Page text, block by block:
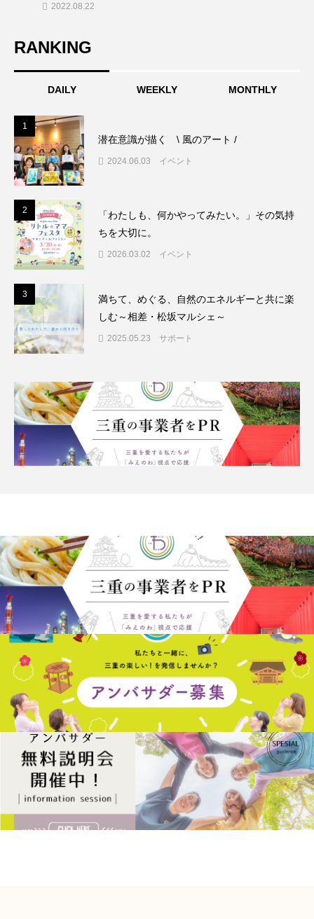
2022.08.22
RANKING
DAILY WEEKLY MONTHLY
1
潜在意識が描く \ 風のアート /
2024.06.03 イベント
2
「わたしも、何かやってみたい。」その気持
ちを大切に。
2026.03.02 イベント
3
満ちて、めぐる、自然のエネルギーと共に楽
しむ～相差・松坂マルシェ～
2025.05.23 サポート